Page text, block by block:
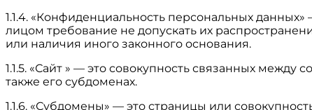
1.1.4. «Конфиденциальность персональных
лицом требование не допускать их
или наличия иного законного основания.
1.1.5. «Сайт » — это совокупность связанных
также его субдоменах.
1.1.6. «Субдомены» — это страницы или